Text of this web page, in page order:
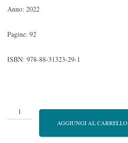
Anno: 2022
Pagine: 92
ISBN: 978-88-31323-29-1
suono
AGGIUNGI AL CARRELLO